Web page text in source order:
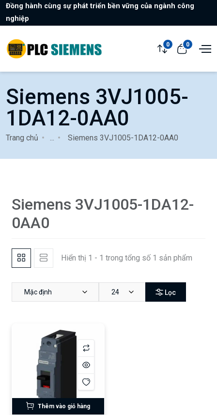
Đồng hành cùng sự phát triển bền vững của ngành công
nghiệp
0 0
Siemens 3VJ1005-
1DA12-0AA0
Trang chủ Siemens 3VJ1005-1DA12-0AA0
Siemens 3VJ1005-1DA12-
0AA0
Hiển thị 1 - 1 trong tổng số 1 sản phẩm
Mặc định 24 Lọc
Thêm vào giỏ hàng